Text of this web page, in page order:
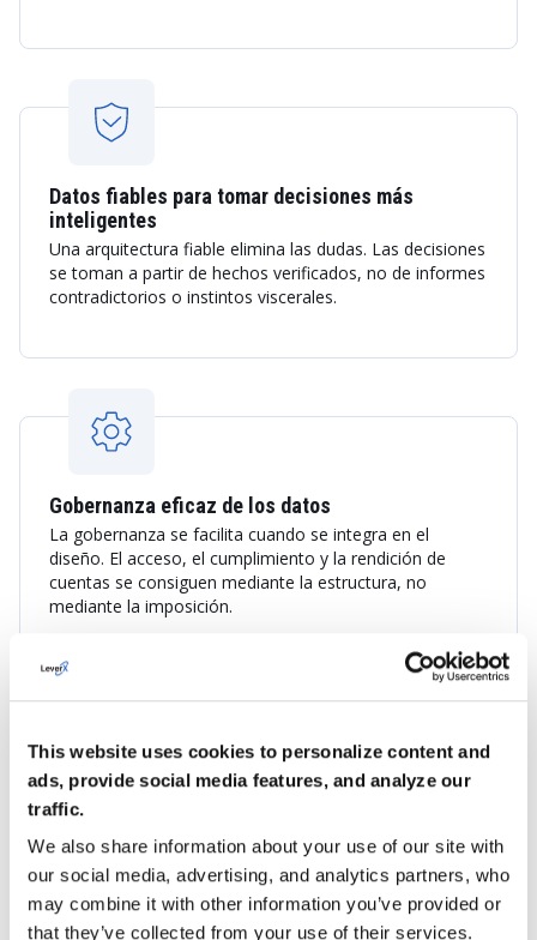
This website uses cookies to personalize content and
ads, provide social media features, and analyze our
traffic.
We also share information about your use of our site with
our social media, advertising, and analytics partners, who
may combine it with other information you’ve provided or
that they’ve collected from your use of their services.
Datos fiables para tomar decisiones más
inteligentes
Una arquitectura fiable elimina las dudas. Las decisiones
se toman a partir de hechos verificados, no de informes
contradictorios o instintos viscerales.
Gobernanza eficaz de los datos
La gobernanza se facilita cuando se integra en el
diseño. El acceso, el cumplimiento y la rendición de
cuentas se consiguen mediante la estructura, no
mediante la imposición.
Control proactivo de la calidad de los datos
La calidad no debe comprobarse una vez, sino
constantemente. Los controles automatizados detectan
los problemas antes de que distorsionen los resultados.